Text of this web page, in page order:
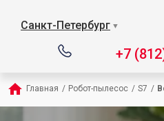
Санкт-Петербург ▼
+7
Главная / Робот-пылесос / S7 /